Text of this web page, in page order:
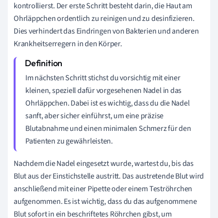
kontrollierst. Der erste Schritt besteht darin, die Haut am
Ohrläppchen ordentlich zu reinigen und zu desinfizieren.
Dies verhindert das Eindringen von Bakterien und anderen
Krankheitserregern in den Körper.
Im nächsten Schritt stichst du vorsichtig mit einer
kleinen, speziell dafür vorgesehenen Nadel in das
Ohrläppchen. Dabei ist es wichtig, dass du die Nadel
sanft, aber sicher einführst, um eine präzise
Blutabnahme und einen minimalen Schmerz für den
Patienten zu gewährleisten.
Nachdem die Nadel eingesetzt wurde, wartest du, bis das
Blut aus der Einstichstelle austritt. Das austretende Blut wird
anschließend mit einer Pipette oder einem Teströhrchen
aufgenommen. Es ist wichtig, dass du das aufgenommene
Blut sofort in ein beschriftetes Röhrchen gibst, um